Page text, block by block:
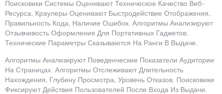
Поисковики Системы Оценивают Техническое Качество Веб-
Ресурса. Краулеры Оценивают Быстродействие Отображения,
Правильность Кода, Наличие Ошибок. Алгоритмы Анализируют
Отзывчивость Оформления Для Портативных Гаджетов.
Технические Параметры Сказываются На Ранги В Выдаче.
Алгоритмы Анализируют Поведенческие Показатели Аудитории
На Страницах. Алгоритмы Отслеживают Длительность
Нахождения, Глубину Просмотра, Уровень Отказов. Поисковики
Фиксируют Действия Пользователей После Входа Из Выдачи.